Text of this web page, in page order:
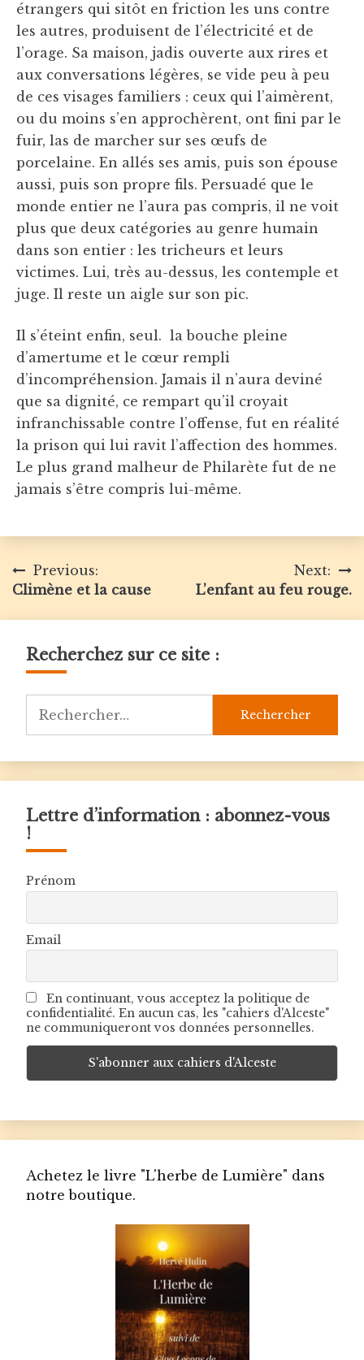
étrangers qui sitôt en friction les uns contre
les autres, produisent de l’électricité et de
l’orage. Sa maison, jadis ouverte aux rires et
aux conversations légères, se vide peu à peu
de ces visages familiers : ceux qui l’aimèrent,
ou du moins s’en approchèrent, ont fini par le
fuir, las de marcher sur ses œufs de
porcelaine. En allés ses amis, puis son épouse
aussi, puis son propre fils. Persuadé que le
monde entier ne l’aura pas compris, il ne voit
plus que deux catégories au genre humain
dans son entier : les tricheurs et leurs
victimes. Lui, très au-dessus, les contemple et
juge. Il reste un aigle sur son pic.
Il s’éteint enfin, seul. la bouche pleine
d’amertume et le cœur rempli
d’incompréhension. Jamais il n’aura deviné
que sa dignité, ce rempart qu’il croyait
infranchissable contre l’offense, fut en réalité
la prison qui lui ravit l’affection des hommes.
Le plus grand malheur de Philarète fut de ne
jamais s’être compris lui-même.
Navigation
Previous:
Climène et la cause
Next:
L’enfant au feu rouge.
Recherchez sur ce site :
Lettre d’information : abonnez-vous
!
Prénom
Email
En continuant, vous acceptez la politique de
confidentialité. En aucun cas, les "cahiers d'Alceste"
ne communiqueront vos données personnelles.
Achetez le livre "L'herbe de Lumière" dans
notre boutique.